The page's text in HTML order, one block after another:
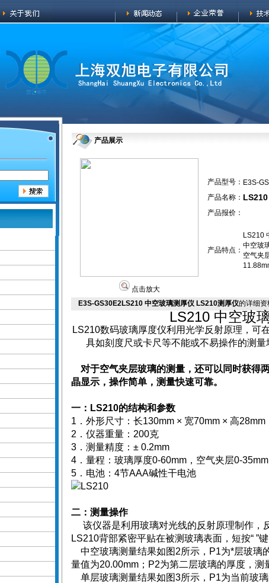
产品展示
点击放大
产品型号： E3S-
产品名称：
产品报价：
产品特点：
LS210
中空玻
空气夹
E3S-GS30E2LS210 中空玻璃测厚仪 LS210测厚仪的详细资
LS210 中空玻
LS210数码玻璃厚度仪利用光学反射原理，可
具如刻度尺或卡尺等不能或不易操作的测
对于空气夹层玻璃的测量，还可以同时获得
晶显示，操作简单，测量快速可靠。
一：LS210的结构和参数
1．外形尺寸：长130mm × 宽70mm × 高28mm
2．仪器重量：200克
3．测量精度：± 0.2mm
4．量程：玻璃厚度0-60mm，空气夹层0-35mm
5．电池：4节AAA碱性干电池
二：测量操作
该仪器是利用玻璃对光线的反射原理制作，
LS210背部紧密平贴在被测玻璃表面，短按“ ”
中空玻璃测量结果如图2所示，P1为*层玻璃
量值为20.00mm；P2为第二层玻璃的厚度，测
单层玻璃测量结果如图3所示，P1为当前玻